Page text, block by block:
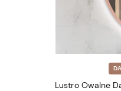
Lustro Owalne